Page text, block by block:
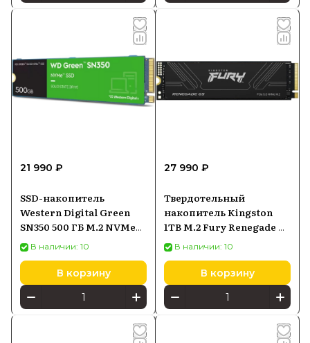
21 990 ₽
SSD-накопитель
Western Digital Green
SN350 500 ГБ M.2 NVMe
(WDS500G2G0C)
В наличии: 10
В корзину
27 990 ₽
Твердотельный
накопитель Kingston
1TB M.2 Fury Renegade G5
SFYR2S1T0
В наличии: 10
В корзину